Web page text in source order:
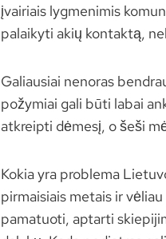
įvairiais lygmenimis
palaikyti akių kontaktą,
Galiausiai nenoras
požymiai gali būti labai
atkreipti dėmesį, o šeši
Kokia yra problema
pirmaisiais metais ir
pamatuoti, aptarti